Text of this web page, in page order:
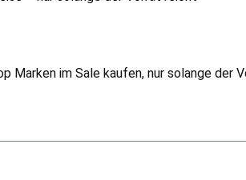
Marken im Sale kaufen, nur solange der